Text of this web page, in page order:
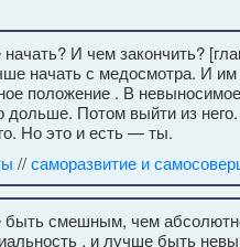
И чем закончить?
начать с медосмотра. И им
положение . В
Потом выйти из
Но это и есть — ты.
//саморазвитие и
быть смешным, чем
, и лучше быть